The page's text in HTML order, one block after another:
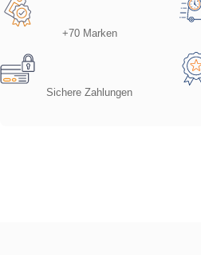
+70 Marken
Sichere Zahlungen